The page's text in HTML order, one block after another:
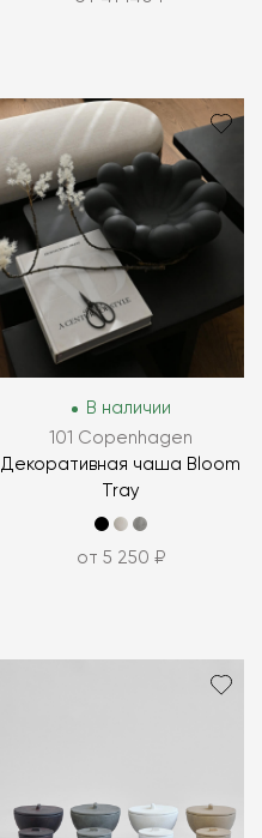
В наличии
101 Copenhagen
Декоративная чаша Bloom
Tray
от 5 250 ₽